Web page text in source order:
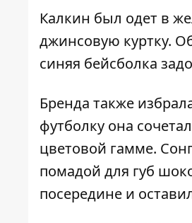
Калкин был одет в
джинсовую куртку.
синяя бейсболка
Бренда также
футболку она
цветовой гамме.
помадой для губ
посередине и